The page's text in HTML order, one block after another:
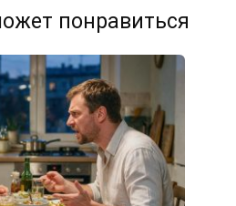
понравиться